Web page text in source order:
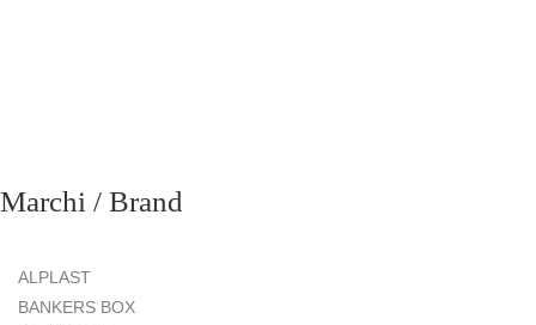
Marchi / Brand
ALPLAST
BANKERS BOX